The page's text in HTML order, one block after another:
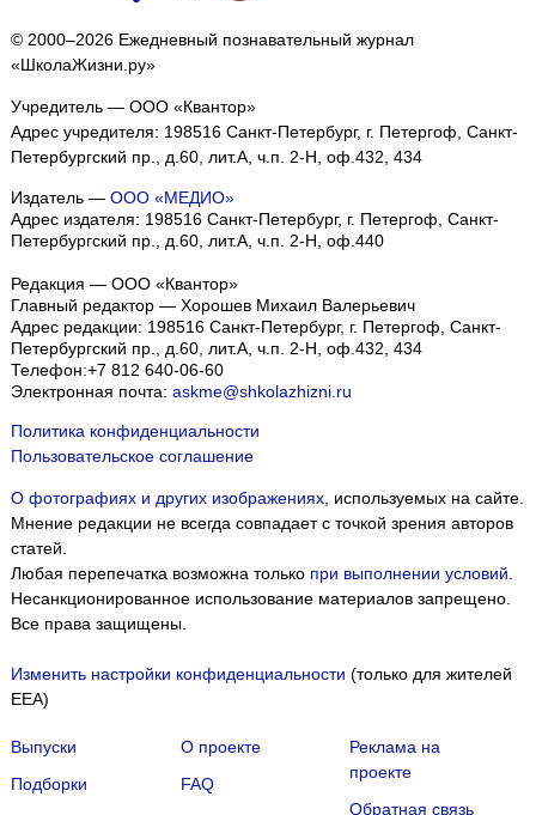
© 2000–2026 Ежедневный познавательный журнал
«ШколаЖизни.ру»
Учредитель — ООО «Квантор»
Адрес учредителя: 198516 Санкт-Петербург, г. Петергоф, Санкт-
Петербургский пр., д.60, лит.А, ч.п. 2-Н, оф.432, 434
Издатель — ООО «МЕДИО»
Адрес издателя: 198516 Санкт-Петербург, г. Петергоф, Санкт-
Петербургский пр., д.60, лит.А, ч.п. 2-Н, оф.440
Редакция — ООО «Квантор»
Главный редактор — Хорошев Михаил Валерьевич
Адрес редакции: 198516 Санкт-Петербург, г. Петергоф Санкт-
Петербургский пр., д.60, лит.А, ч.п. 2-Н, оф.432, 434
Телефон:+7 812 640-06-60
Электронная почта: askme@shkolazhizni.ru
Политика конфиденциальности
Пользовательское соглашение
О фотографиях и других изображениях, используемых на сайте.
Мнение редакции не всегда совпадает с точкой зрения авторов
статей.
Любая перепечатка возможна только при выполнении условий
Несанкционированное использование материалов запрещено.
Все права защищены.
Изменить настройки конфиденциальности (только для жителей
EEA)
Выпуски
Подборки
О проекте
FAQ
Реклама на
проекте
Обратная связь
Мы собираем файлы cookie и применяемЯндекс.Метрику
Подробнее ПРИНЯТЬ